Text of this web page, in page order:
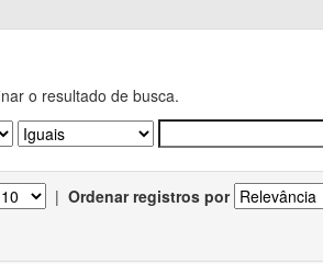
o resultado de busca.
| Ordenar registros por